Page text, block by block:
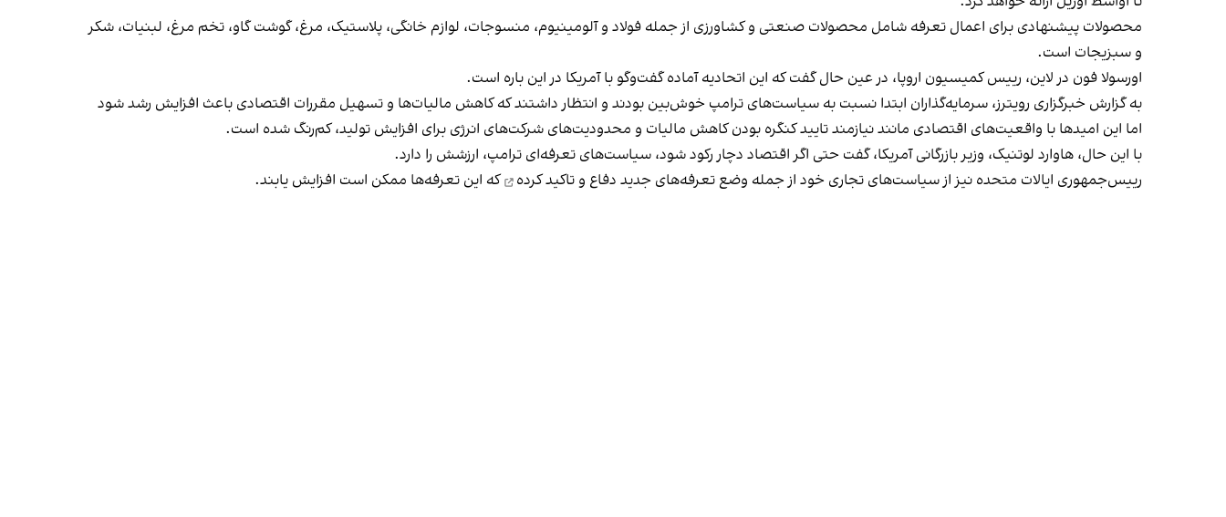
محصولات پیشنهادی برای اعمال تعرفه شامل محصولات صنعتی و کشاورزی از جمله فولاد و آلومینیوم، منسوجات، لوازم خانگی، پلاستیک، مرغ، گوشت گاو، تخم مرغ، لبنیات، شکر
و سبزیجات است.
اورسولا فون در لاین، رییس کمیسیون اروپا، در عین حال گفت که این اتحادیه آماده گفت‌و‌گو با آمریکا در این باره است.
به گزارش خبرگزاری رویترز، سرمایه‌گذاران ابتدا نسبت به سیاست‌های ترامپ خوش‌بین بودند و انتظار داشتند که کاهش مالیات‌ها و تسهیل مقررات اقتصادی باعث افزایش رشد شود
اما این امیدها با واقعیت‌های اقتصادی مانند نیازمند تایید کنگره بودن کاهش مالیات و محدودیت‌های شرکت‌های انرژی برای افزایش تولید، کم‌رنگ شده است.
با این حال، هاوارد لوتنیک، وزیر بازرگانی آمریکا، گفت حتی اگر اقتصاد دچار رکود شود، سیاست‌های تعرفه‌ای ترامپ، ارزشش را دارد.
رییس‌جمهوری ایالات متحده نیز از سیاست‌های تجاری خود از جمله وضع تعرفه‌های جدید دفاع وتاکید کرده که این تعرفه‌ها ممکن است افزایش یابند.